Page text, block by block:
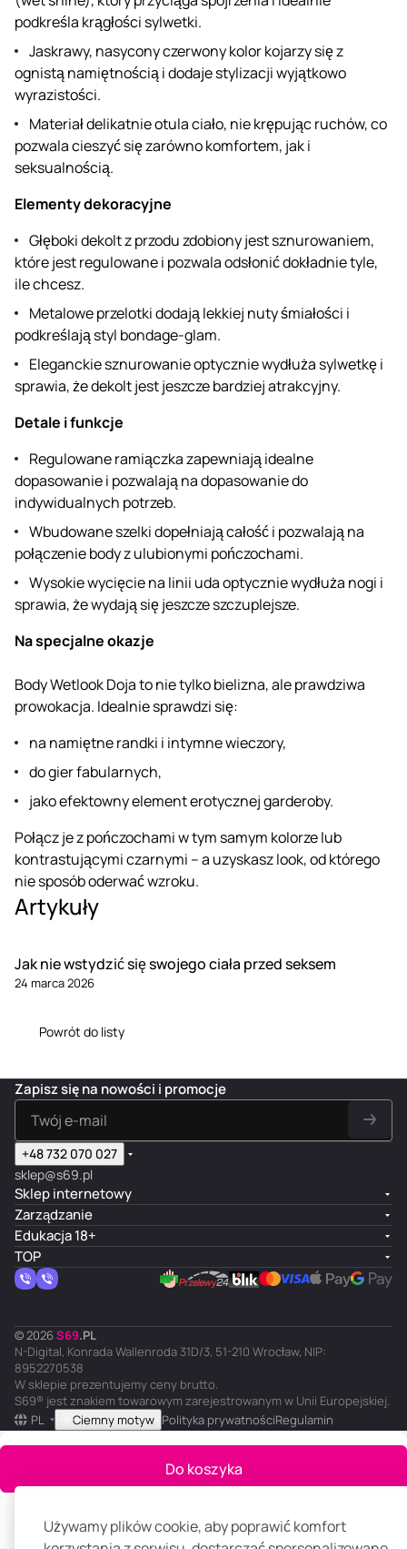
Używamy plików cookie, aby poprawić komfort
podkreśla krągłości sylwetki.
Jaskrawy, nasycony czerwony kolor kojarzy się z
ognistą namiętnością i dodaje stylizacji wyjątkowo
wyrazistości.
Materiał delikatnie otula ciało, nie krępując ruchów, co
pozwala cieszyć się zarówno komfortem, jak i
seksualnością.
Elementy dekoracyjne
Głęboki dekolt z przodu zdobiony jest sznurowaniem,
które jest regulowane i pozwala odsłonić dokładnie tyle,
ile chcesz.
Metalowe przelotki dodają lekkiej nuty śmiałości i
podkreślają styl bondage-glam.
Eleganckie sznurowanie optycznie wydłuża sylwetkę i
sprawia, że ​​dekolt jest jeszcze bardziej atrakcyjny.
Detale i funkcje
Regulowane ramiączka zapewniają idealne
dopasowanie i pozwalają na dopasowanie do
indywidualnych potrzeb.
Wbudowane szelki dopełniają całość i pozwalają na
połączenie body z ulubionymi pończochami.
Wysokie wycięcie na linii uda optycznie wydłuża nogi i
sprawia, że ​​wydają się jeszcze szczuplejsze.
Na specjalne okazje
Body Wetlook Doja to nie tylko bielizna, ale prawdziwa
prowokacja. Idealnie sprawdzi się:
na namiętne randki i intymne wieczory,
do gier fabularnych,
jako efektowny element erotycznej garderoby.
Połącz je z pończochami w tym samym kolorze lub
kontrastującymi czarnymi – a uzyskasz look, od którego
nie sposób oderwać wzroku.
Artykuły
Jak nie wstydzić się swojego ciała przed seksem
24 marca 2026
Powrót do listy
Do koszyka
Główna Katalog Koszyk Ulubione Panel klienta
Zapisz się na nowości i promocje
+48 732 070 027
sklep@s69.pl
Sklep internetowy
Zarządzanie
Edukacja 18+
TOP
© 2026 S69.PL
N-Digital, Konrada Wallenroda 31D/3, 51-210 Wrocław, NIP:
8952270538
W sklepie prezentujemy ceny brutto.
S69® jest znakiem towarowym zarejestrowanym w Unii Europejskiej.
PL
Ciemny motyw Polityka prywatnościRegulamin